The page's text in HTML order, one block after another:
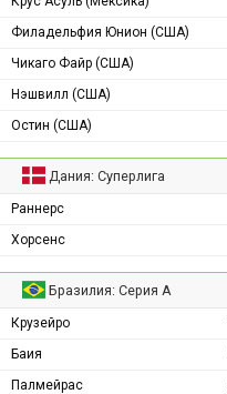
Филадельфия Юнион (США)
Чикаго Файр (США)
Нэшвилл (США)
Остин (США)
Дания: Суперлига
Раннерс
Хорсенс
Бразилия: Серия А
Крузейро
Баия
Палмейрас